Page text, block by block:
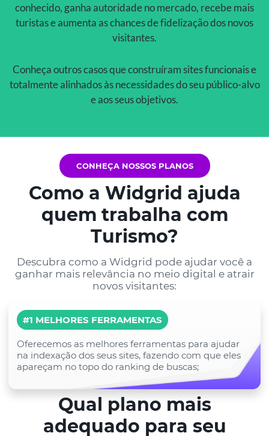
conhecido, ganha autoridade no mercado, recebe mais
turistas e aumenta as chances de fidelização dos novos
visitantes.
Conheça outros casos que construíram sites funcionais e
totalmente alinhados às necessidades do seu público-alvo
e aos seus objetivos.
CONHEÇA NOSSOS PLANOS
Como a Widgrid ajuda
quem trabalha com
Turismo?
Descubra como a Widgrid pode ajudar você a
ganhar mais relevância no meio digital e atrair
novos visitantes:
#1 MELHORES FERRAMENTAS
Oferecemos as melhores ferramentas para ajudar
na indexação dos seus sites, fazendo com que eles
apareçam no topo do ranking de buscas;
Qual plano mais
adequado para seu